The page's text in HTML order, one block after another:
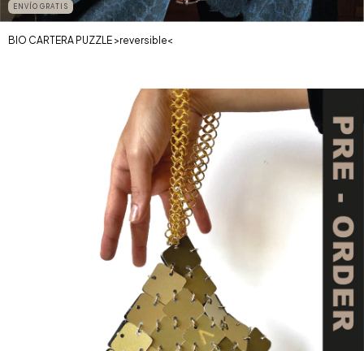
ENVÍO GRATIS
BIO CARTERA PUZZLE >reversible<